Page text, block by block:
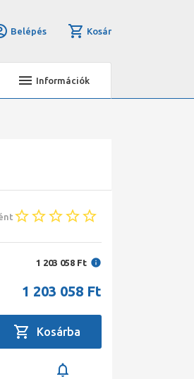
Belépés Kosár
Információk
1 203 058 Ft
1 203 058 Ft